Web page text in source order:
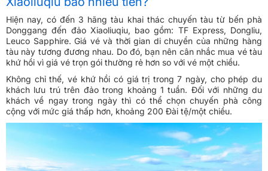
Hiện nay, có đến 3 hãng tàu khai thác chuyến tàu từ bến phà
Donggang đến đảo Xiaoliuqiu, bao gồm: TF Express, Dongliu,
Leuco Sapphire. Giá vé và thời gian di chuyển của những hàng
tàu này tương đương nhau. Do đó, bạn nên cân nhắc mua vé tàu
khứ hồi vì giá vé trọn gói thường rẻ hơn so với vé một chiều.
Không chỉ thế, vé khứ hồi có giá trị trong 7 ngày, cho phép du
khách lưu trú trên đảo trong khoảng 1 tuần. Đối với những du
khách về ngay trong ngày thì có thể chọn chuyến phà công
cộng với mức giá thấp hơn, khoảng 200 Đài tệ/một chiều.